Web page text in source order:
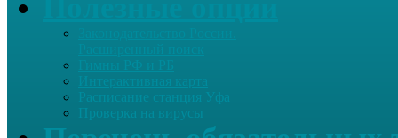
Интерактивная карта
Расписание станция Уфа
Проверка на вирусы